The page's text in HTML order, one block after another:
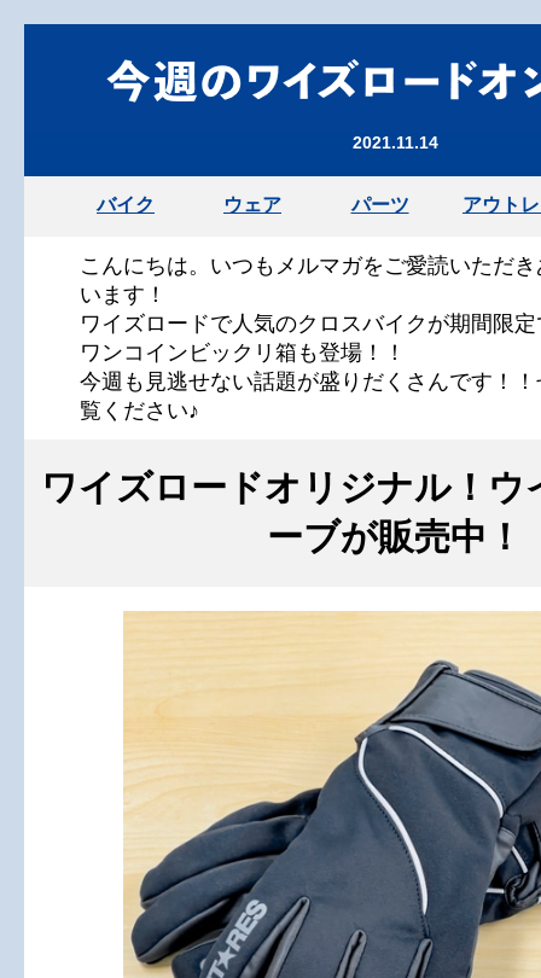
2021.11.14
バイク ウェア パーツ アウト
こんにちは。いつもメルマガをご愛読いただ
います！
ワイズロードで人気のクロスバイクが期間限
ワンコインビックリ箱も登場！！
今週も見逃せない話題が盛りだくさんです！
覧ください♪
ワイズロードオリジナル！ウ
ーブが販売中！